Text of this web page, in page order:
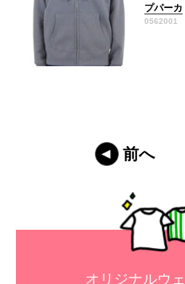
プパーカ
0562001
前へ
オリジナルウ